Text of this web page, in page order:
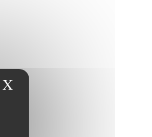
X Masquer le bandeau